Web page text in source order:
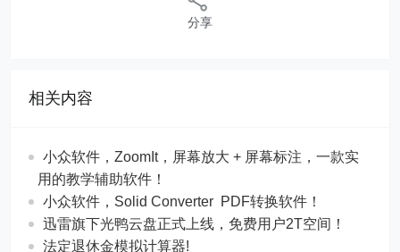
分享
相关内容
​​小众软件，ZoomIt，屏幕放大 + 屏幕标注，一款实
用的教学辅助软件！
​​小众软件，Solid Converter PDF转换软件！
迅雷旗下光鸭云盘正式上线，免费用户2T空间！
法定退休金模拟计算器!